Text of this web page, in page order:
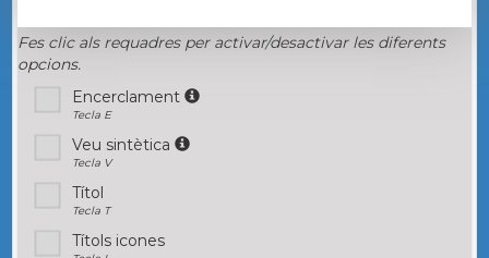
Fes clic als requadres per activar/desactivar les diferents
opcions.
Encerclament
Tecla E
Veu sintètica
Tecla V
Títol
Tecla T
Títols icones